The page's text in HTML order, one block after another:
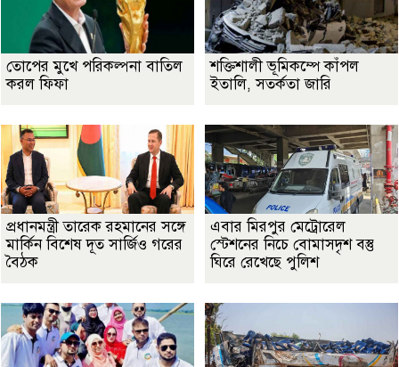
তোপের মুখে পরিকল্পনা বাতিল
করল ফিফা
শক্তিশালী ভূমিকম্পে কাঁপল
ইতালি, সতর্কতা জারি
প্রধানমন্ত্রী তারেক রহমানের সঙ্গে
মার্কিন বিশেষ দূত সার্জিও গরের
বৈঠক
এবার মিরপুর মেট্রোরেল
স্টেশনের নিচে বোমাসদৃশ বস্তু
ঘিরে রেখেছে পুলিশ